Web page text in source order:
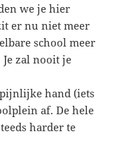
we je hier
er nu niet meer
school meer
zal nooit je
hand (iets
af. De hele
harder te